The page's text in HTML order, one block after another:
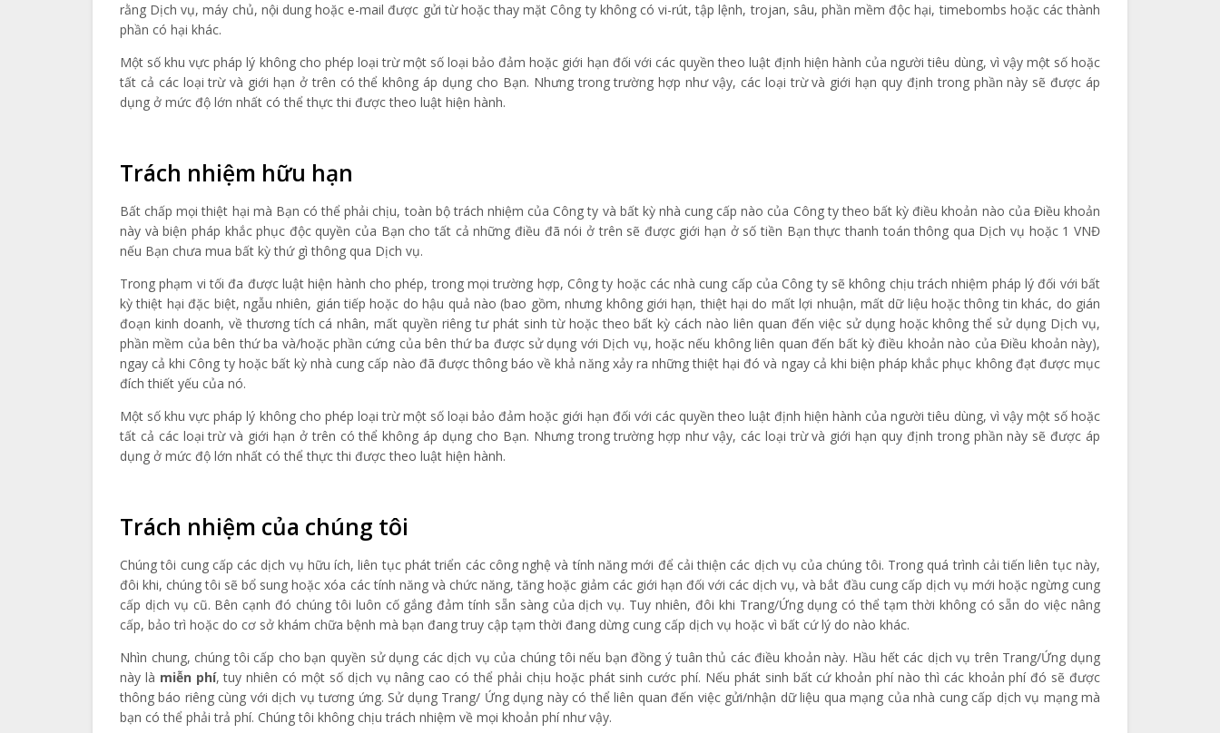
rằng Dịch vụ, máy chủ, nội dung hoặc e-mail được gửi từ hoặc thay mặt Công ty không có vi-rút, tập lệnh, trojan, sâu, phần mềm độc hại, timebombs hoặc các thành
phần có hại khác.
Một số khu vực pháp lý không cho phép loại trừ một số loại bảo đảm hoặc giới hạn đối với các quyền theo luật định hiện hành của người tiêu dùng, vì vậy một số hoặc
tất cả các loại trừ và giới hạn ở trên có thể không áp dụng cho Bạn. Nhưng trong trường hợp như vậy, các loại trừ và giới hạn quy định trong phần này sẽ được áp
dụng ở mức độ lớn nhất có thể thực thi được theo luật hiện hành.
Trách nhiệm hữu hạn
Bất chấp mọi thiệt hại mà Bạn có thể phải chịu, toàn bộ trách nhiệm của Công ty và bất kỳ nhà cung cấp nào của Công ty theo bất kỳ điều khoản nào của Điều khoản
này và biện pháp khắc phục độc quyền của Bạn cho tất cả những điều đã nói ở trên sẽ được giới hạn ở số tiền Bạn thực thanh toán thông qua Dịch vụ hoặc 1 VNĐ
nếu Bạn chưa mua bất kỳ thứ gì thông qua Dịch vụ.
Trong phạm vi tối đa được luật hiện hành cho phép, trong mọi trường hợp, Công ty hoặc các nhà cung cấp của Công ty sẽ không chịu trách nhiệm pháp lý đối với bất
kỳ thiệt hại đặc biệt, ngẫu nhiên, gián tiếp hoặc do hậu quả nào (bao gồm, nhưng không giới hạn, thiệt hại do mất lợi nhuận, mất dữ liệu hoặc thông tin khác, do gián
đoạn kinh doanh, về thương tích cá nhân, mất quyền riêng tư phát sinh từ hoặc theo bất kỳ cách nào liên quan đến việc sử dụng hoặc không thể sử dụng Dịch vụ,
phần mềm của bên thứ ba và/hoặc phần cứng của bên thứ ba được sử dụng với Dịch vụ, hoặc nếu không liên quan đến bất kỳ điều khoản nào của Điều khoản này),
ngay cả khi Công ty hoặc bất kỳ nhà cung cấp nào đã được thông báo về khả năng xảy ra những thiệt hại đó và ngay cả khi biện pháp khắc phục không đạt được mục
đích thiết yếu của nó.
Một số khu vực pháp lý không cho phép loại trừ một số loại bảo đảm hoặc giới hạn đối với các quyền theo luật định hiện hành của người tiêu dùng, vì vậy một số hoặc
tất cả các loại trừ và giới hạn ở trên có thể không áp dụng cho Bạn. Nhưng trong trường hợp như vậy, các loại trừ và giới hạn quy định trong phần này sẽ được áp
dụng ở mức độ lớn nhất có thể thực thi được theo luật hiện hành.
Trách nhiệm của chúng tôi
Chúng tôi cung cấp các dịch vụ hữu ích, liên tục phát triển các công nghệ và tính năng mới để cải thiện các dịch vụ của chúng tôi. Trong quá trình cải tiến liên tục này,
đôi khi, chúng tôi sẽ bổ sung hoặc xóa các tính năng và chức năng, tăng hoặc giảm các giới hạn đối với các dịch vụ, và bắt đầu cung cấp dịch vụ mới hoặc ngừng cung
cấp dịch vụ cũ. Bên cạnh đó chúng tôi luôn cố gắng đảm tính sẵn sàng của dịch vụ. Tuy nhiên, đôi khi Trang/Ứng dụng có thể tạm thời không có sẵn do việc nâng
cấp, bảo trì hoặc do cơ sở khám chữa bệnh mà bạn đang truy cập tạm thời đang dừng cung cấp dịch vụ hoặc vì bất cứ lý do nào khác.
Nhìn chung, chúng tôi cấp cho bạn quyền sử dụng các dịch vụ của chúng tôi nếu bạn đồng ý tuân thủ các điều khoản này. Hầu hết các dịch vụ trên Trang/Ứng dụng
này là miễn phí, tuy nhiên có một số dịch vụ nâng cao có thể phải chịu hoặc phát sinh cước phí. Nếu phát sinh bất cứ khoản phí nào thì các khoản phí đó sẽ được
thông báo riêng cùng với dịch vụ tương ứng. Sử dụng Trang/ Ứng dụng này có thể liên quan đến việc gửi/nhận dữ liệu qua mạng của nhà cung cấp dịch vụ mạng mà
bạn có thể phải trả phí. Chúng tôi không chịu trách nhiệm về mọi khoản phí như vậy.